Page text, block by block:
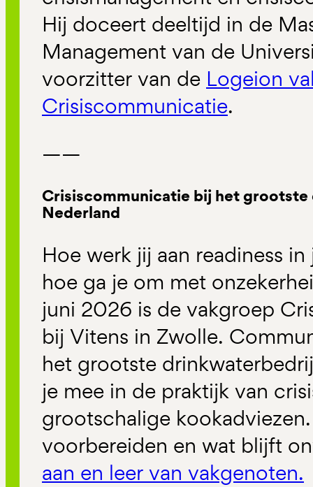
Hij doceert deeltijd in de
Management van de
voorzitter van de Logeion
Crisiscommunicatie.
——
Crisiscommunicatie bij het
Nederland
Hoe werk jij aan readiness
hoe ga je om met
juni 2026 is de vakgroep
bij Vitens in Zwolle.
het grootste
je mee in de praktijk van
grootschalige
voorbereiden en wat blijft
aan en leer van vakgenoten.